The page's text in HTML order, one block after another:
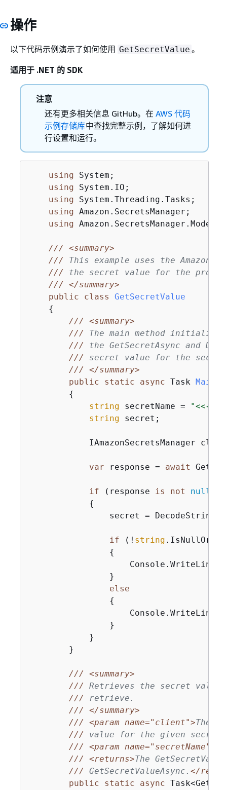
操作
以下代码示例演示了如何使用 GetSecretValue 。
适用于 .NET 的 SDK
注意
还有更多相关信息 GitHub。在 AWS 代码
示例存储库中查找完整示例，了解如何进
行设置和运行。
using System;
using System.IO;
using System.Threading.Tasks;
using Amazon.SecretsManager;
using Amazon.SecretsManager.Model;
///
<summary>
/// This example uses the Amazon
/// the secret value for the
///
</summary>
public
class
GetSecretValue
{
///
<summary>
/// The main method
/// the GetSecretAsync and
/// secret value for the secret
///
</summary>
public
static async Task Main
{
string secretName = "<<{
string secret;
IAmazonSecretsManager
var response = await
if (response is not null
{
secret =
if (! string
{
                    Console.WriteLine(
                }
else
{
                    Console.WriteLine(
                }
            }
        }
///
<summary>
/// Retrieves the secret value
/// retrieve.
///
</summary>
///
<param name="client">The
/// value for the given secret
///
<param name="secretName">
///
<returns>The
/// GetSecretValueAsync. </
public
static async